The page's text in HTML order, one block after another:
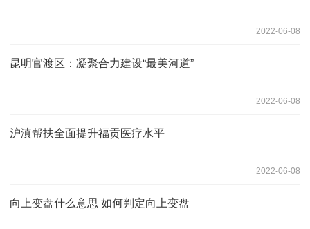
2022-06-08
昆明官渡区：凝聚合力建设“最美河道”
2022-06-08
沪滇帮扶全面提升福贡医疗水平
2022-06-08
向上变盘什么意思 如何判定向上变盘